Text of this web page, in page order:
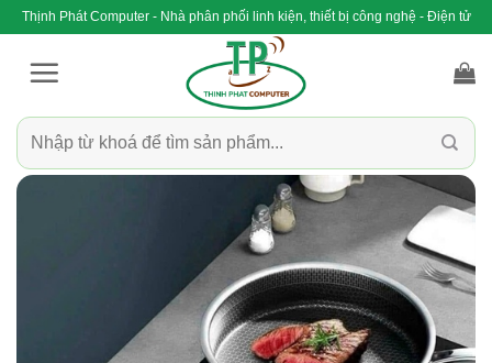
qua
Thịnh Phát Computer - Nhà phân phối linh kiện, thiết bị công nghệ - Điện tử
Tìm
kiếm: